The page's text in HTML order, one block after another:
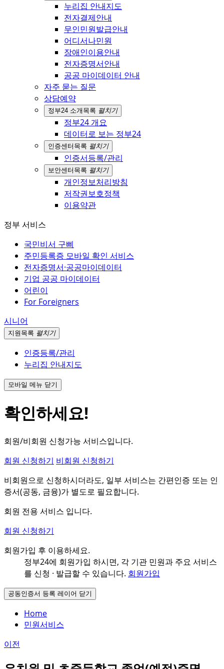
누리집 안내지도
전자결제안내
무인민원발급안내
어디서나민원
장애인이용안내
전자증명서안내
공공 마이데이터 안내
자주 묻는 질문
상담예약
정부24 소개 목록 펼치기
정부24 개요
데이터로 보는 정부24
인증센터 목록 펼치기
인증서등록/관리
보안센터 목록 펼치기
개인정보처리방침
저작권보호정책
이용약관
정부 서비스
국민비서 구삐
주민등록증 모바일 확인 서비스
전자증명서·공공마이데이터
기업 공공 마이데이터
어린이
For Foreigners
시니어
지원 목록 펼치기
인증등록/관리
누리집 안내지도
모바일 메뉴 닫기
확인하세요!
회원/비회원 신청가능 서비스입니다.
회원 신청하기 비회원 신청하기
비회원으로 신청하시더라도, 일부 서비스는 간편인증 또는 인
증서(공동, 금융)가 별도로 필요합니다.
회원 전용 서비스 입니다.
회원 신청하기
회원가입 후 이용하세요.
정부24에 회원가입 하시면, 각 기관 민원과 주요 서비스
를 신청 · 발급할 수 있습니다. 회원가입
공동인증서 등록 레이어 닫기
Home
민원서비스
이전